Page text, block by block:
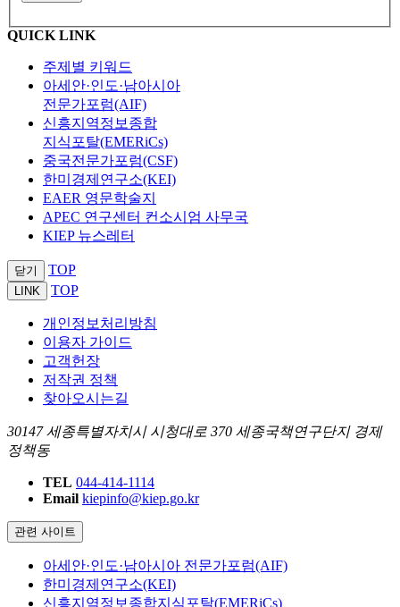
QUICK LINK
주제별 키워드
아세안·인도·남아시아
전문가포럼(AIF)
신흥지역정보종합
지식포탈(EMERiCs)
중국전문가포럼(CSF)
한미경제연구소(KEI)
EAER 영문학술지
APEC 연구센터 컨소시엄 사무국
KIEP 뉴스레터
닫기 TOP
LINK TOP
개인정보처리방침
이용자 가이드
고객헌장
저작권 정책
찾아오시는길
30147 세종특별자치시 시청대로 370 세종국책연구단지 경제
정책동
TEL 044-414-1114
Email kiepinfo@kiep.go.kr
관련 사이트
아세안·인도·남아시아 전문가포럼(AIF)
한미경제연구소(KEI)
신흥지역정보종합지식포탈(EMERiCs)